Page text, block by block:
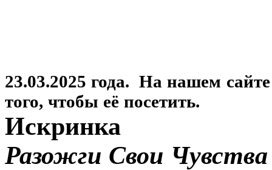
23.03.2025 года. На нашем
того, чтобы её посетить.
Искринка
Разожги Свои Чувства